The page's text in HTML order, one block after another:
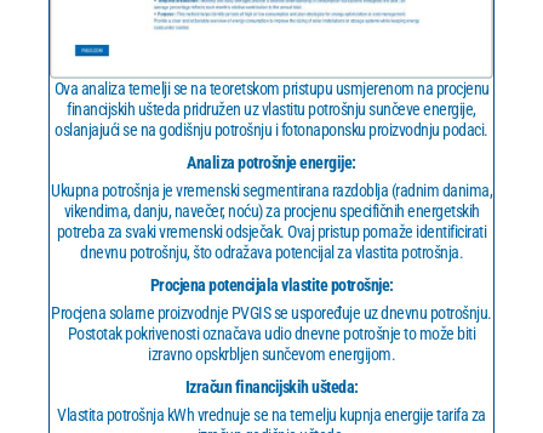
Ova analiza temelji se na teoretskom pristupu usmjerenom na procjenu
financijskih ušteda pridružen uz vlastitu potrošnju sunčeve energije,
oslanjajući se na godišnju potrošnju i fotonaponsku proizvodnju podaci.
Analiza potrošnje energije:
Ukupna potrošnja je vremenski segmentirana razdoblja (radnim danima,
vikendima, danju, navečer, noću) za procjenu specifičnih energetskih
potreba za svaki vremenski odsječak. Ovaj pristup pomaže identificirati
dnevnu potrošnju, što odražava potencijal za vlastita potrošnja.
Procjena potencijala vlastite potrošnje:
Procjena solarne proizvodnje PVGIS se uspoređuje uz dnevnu potrošnju.
Postotak pokrivenosti označava udio dnevne potrošnje to može biti
izravno opskrbljen sunčevom energijom.
Izračun financijskih ušteda:
Vlastita potrošnja kWh vrednuje se na temelju kupnja energije tarifa za